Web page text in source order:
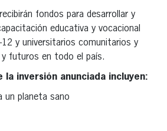
fondos para desarrollar y
educativa y vocacional
y universitarios comunitarios y
futuros en todo el país.
la inversión anunciada incluyen:
un planeta sano